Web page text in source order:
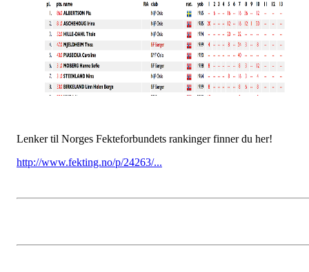
Lenker til Norges Fekteforbundets rankinger finner du her!
http://www.fekting.no/p/24263/...